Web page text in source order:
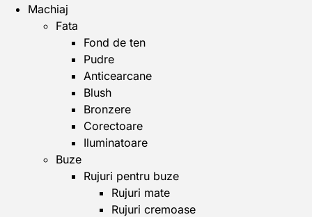
Machiaj
Fata
Fond de ten
Pudre
Anticearcane
Blush
Bronzere
Corectoare
Iluminatoare
Buze
Rujuri pentru buze
Rujuri mate
Rujuri cremoase